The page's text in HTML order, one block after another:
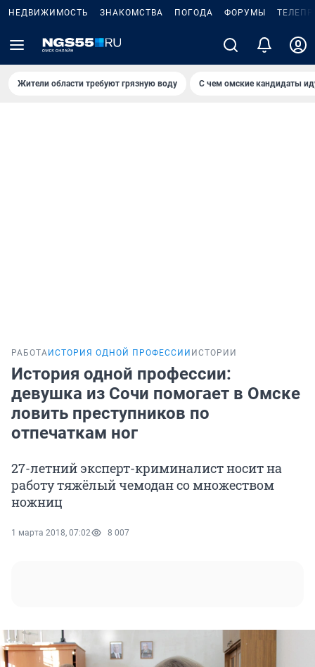
НЕДВИЖИМОСТЬ ЗНАКОМСТВА ПОГОДА ФОРУМЫ
Жители области требуют грязную воду С чем омские кандидаты
РАБОТА ИСТОРИЯ ОДНОЙ ПРОФЕССИИ ИСТОРИИ
История одной профессии:
девушка из Сочи помогает в Омске
ловить преступников по
отпечаткам ног
27-летний эксперт-криминалист носит на
работу тяжёлый чемодан со множеством
ножниц
1 марта 2018, 07:02 8 007